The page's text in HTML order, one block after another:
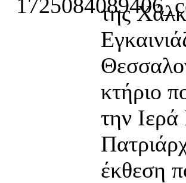
της
κτήριο
την
έκθεση